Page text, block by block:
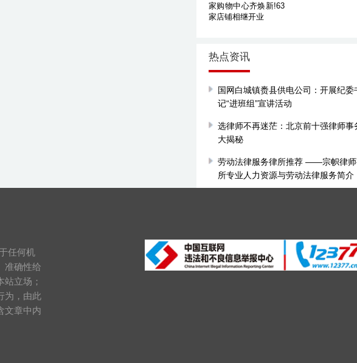
家购物中心齐焕新!63
家店铺相继开业
热点资讯
国网白城镇赉县供电公司：开展纪委
记“进班组”宣讲活动
选律师不再迷茫：北京前十强律师事
大揭秘
劳动法律服务律所推荐 ——宗帜律
所专业人力资源与劳动法律服务简介
任何机
准确性给
立场；
为，由此
文章中内